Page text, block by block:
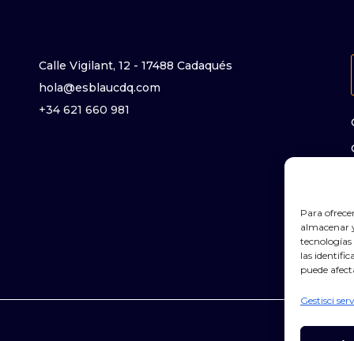
Para
almacenar
las
puede
Gestisci
Calle Vigilant, 12 - 17488 Cadaqués
hola@esblaucdq.com
+34 621 660 981